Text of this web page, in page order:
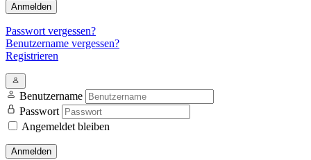
Anmelden
Passwort vergessen?
Benutzername vergessen?
Registrieren
Benutzername
Passwort
Angemeldet bleiben
Anmelden